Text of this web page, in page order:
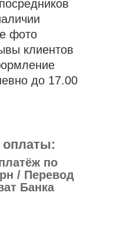
фото
клиентов
до 17.00
по
/ Перевод
Банка